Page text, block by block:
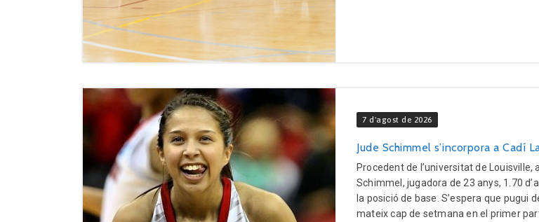
7 d'agost de 2026
Jude Schimmel s’incorpora a Cadí
Procedent de l’universitat de Louisville,
Schimmel, jugadora de 23 anys, 1.70
la posició de base. S’espera que pugui
mateix cap de setmana en el primer